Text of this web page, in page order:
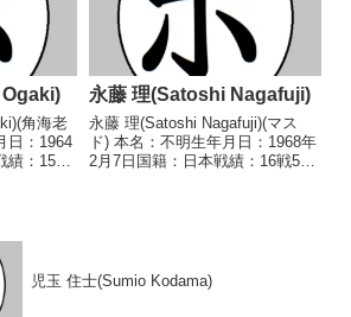
角海老
日：1964
績：15戦
永藤 理(Satoshi Nagafuji)
永藤 理(Satoshi Nagafuji)(マス
ド) 本名：不明生年月日：1968年
2月7日国籍：日本戦績：16戦5勝
児玉 住士(Sumio Kodama)